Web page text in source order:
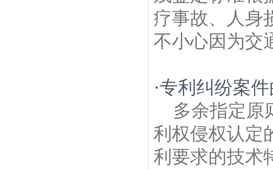
疗事故、人身
不小心因为交
·专利纠纷案
多余指定原
利权侵权认定
利要求的技术